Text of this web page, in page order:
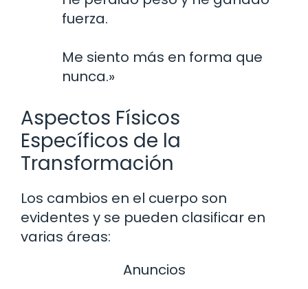
fuerza.
Me siento más en forma que
nunca.»
Aspectos Físicos
Específicos de la
Transformación
Los cambios en el cuerpo son
evidentes y se pueden clasificar en
varias áreas:
Anuncios